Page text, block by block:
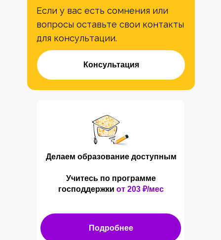
Консультация
Если у вас есть сомнения или
вопросы оставьте свои контакты
для консультации.
Делаем образование доступным
Учитесь по программе
господдержки от 203 ₽/мес
Подробнее